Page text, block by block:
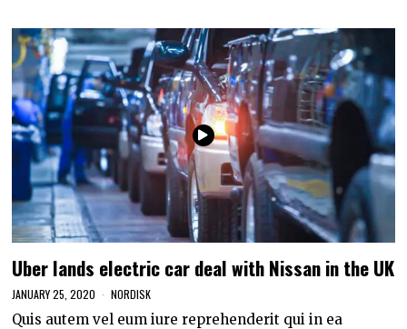
Uber lands electric car deal with Nissan in the UK
JANUARY 25, 2020 NORDISK
Quis autem vel eum iure reprehenderit qui in ea